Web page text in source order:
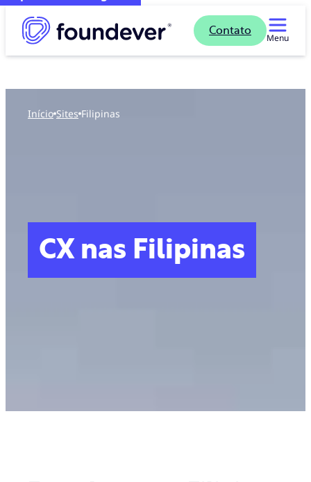
Contato
Menu
Início sites Filipinas
CX nas Filipinas